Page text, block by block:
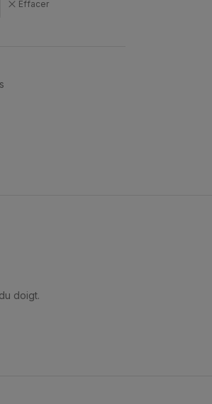
Effacer
doigt.